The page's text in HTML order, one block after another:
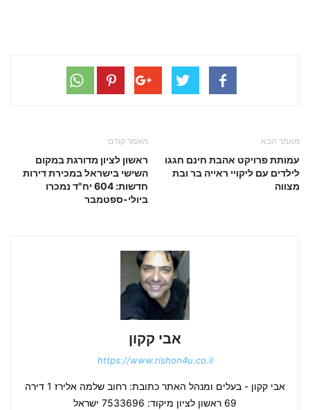
מאמר קודם
ראשון לציון מדורגת במקום
השישי בישראל במכירת דירות
חדשות: 604 יח"ד נמכרו
ביולי-ספטמבר
מאמר הבא
עמותת פרויקט אהבת חינם חגגו
לילדים עם ליקויי ראייה בר ובת
מצווה
אבי קקון
https://www.rishon4u.co.il
אבי קקון - בעלים ומנהל האתר כתובת: רחוב שלמה אלירז 1 דירה
69 ראשון לציון מיקוד: 7533696 ישראל